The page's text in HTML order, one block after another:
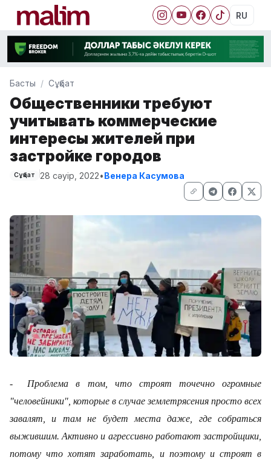
RU
Басты Сұқбат
Общественники требуют
учитывать коммерческие
интересы жителей при
застройке городов
Сұқбат 28 сәуір, 2022•Венера Касумова
- Проблема в том, что строят точечно огромные
"человейники", которые в случае землетрясения просто всех
завалят, и там не будет места даже, где собраться
выжившим. Активно и агрессивно работают застройщики,
потому что хотят заработать, и поэтому и строят в